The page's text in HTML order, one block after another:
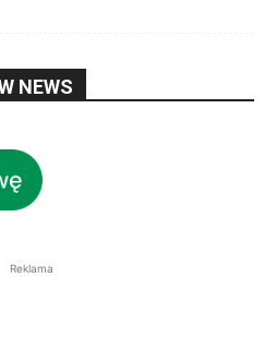
NEWS
Reklama